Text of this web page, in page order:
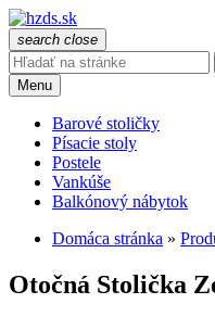
search close
Menu
Barové stoličky
Písacie stoly
Postele
Vankúše
Balkónový nábytok
Domáca stránka »
Otočná Stolička